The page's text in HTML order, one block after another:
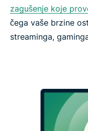
zagušenje koje
čega vaše brzine
streaminga,